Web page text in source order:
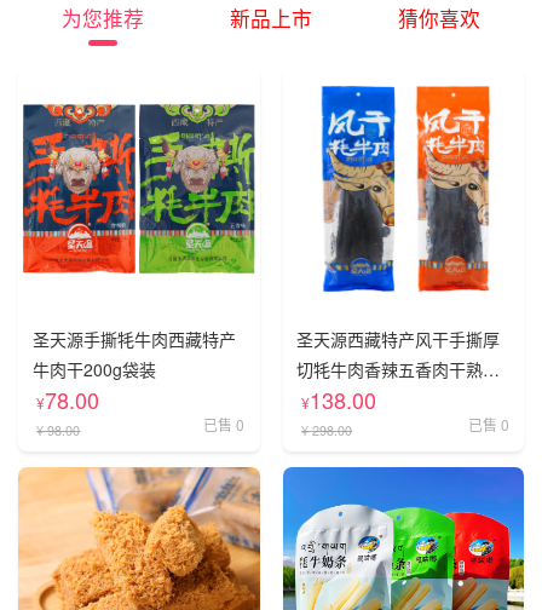
为您推荐 新品上市 猜你喜欢
圣天源手撕牦牛肉西藏特产
牛肉干200g袋装
¥78.00
¥ 98.00 已售 0
圣天源西藏特产风干手撕厚
切牦牛肉香辣五香肉干熟食
袋装500g
¥138.00
¥ 298.00 已售 0